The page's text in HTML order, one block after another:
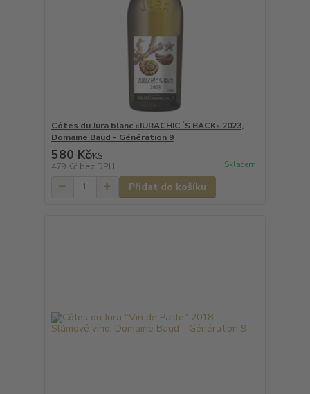
Côtes du Jura blanc «JURACHIC´S BACK» 2023,
Domaine Baud - Génération 9
580 Kč/KS
479 Kč bez DPH Skladem
Přidat do košíku